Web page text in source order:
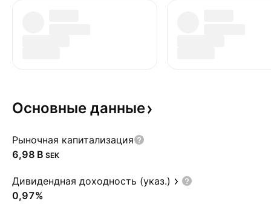
Основные данные
Рыночная капитализация
‪6,98 B‬ SEK
Дивидендная доходность (указ.)
0,97%